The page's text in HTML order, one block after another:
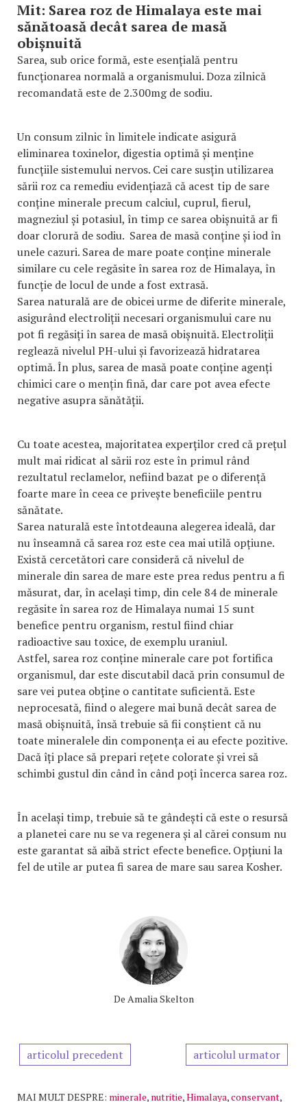
Mit: Sarea roz de Himalaya este mai
sănătoasă decât sarea de masă
obișnuită
Sarea, sub orice formă, este esențială pentru
funcționarea normală a organismului. Doza zilnică
recomandată este de 2.300mg de sodiu.
Un consum zilnic în limitele indicate asigură
eliminarea toxinelor, digestia optimă și menține
funcțiile sistemului nervos. Cei care susțin utilizarea
sării roz ca remediu evidențiază că acest tip de sare
conține minerale precum calciul, cuprul, fierul,
magneziul și potasiul, în timp ce sarea obișnuită ar fi
doar clorură de sodiu. Sarea de masă conține și iod în
unele cazuri. Sarea de mare poate conține minerale
similare cu cele regăsite în sarea roz de Himalaya, în
funcție de locul de unde a fost extrasă.
Sarea naturală are de obicei urme de diferite minerale,
asigurând electroliții necesari organismului care nu
pot fi regăsiți în sarea de masă obișnuită. Electroliții
reglează nivelul PH-ului și favorizează hidratarea
optimă. În plus, sarea de masă poate conține agenți
chimici care o mențin fină, dar care pot avea efecte
negative asupra sănătății.
Cu toate acestea, majoritatea experților cred că prețul
mult mai ridicat al sării roz este în primul rând
rezultatul reclamelor, nefiind bazat pe o diferență
foarte mare în ceea ce privește beneficiile pentru
sănătate.
Sarea naturală este întotdeauna alegerea ideală, dar
nu înseamnă că sarea roz este cea mai utilă opțiune.
Există cercetători care consideră că nivelul de
minerale din sarea de mare este prea redus pentru a fi
măsurat, dar, în același timp, din cele 84 de minerale
regăsite în sarea roz de Himalaya numai 15 sunt
benefice pentru organism, restul fiind chiar
radioactive sau toxice, de exemplu uraniul.
Astfel, sarea roz conține minerale care pot fortifica
organismul, dar este discutabil dacă prin consumul de
sare vei putea obține o cantitate suficientă. Este
neprocesată, fiind o alegere mai bună decât sarea de
masă obișnuită, însă trebuie să fii conștient că nu
toate mineralele din componența ei au efecte pozitive.
Dacă îți place să prepari rețete colorate și vrei să
schimbi gustul din când în când poți încerca sarea roz.
În același timp, trebuie să te gândești că este o resursă
a planetei care nu se va regenera și al cărei consum nu
este garantat să aibă strict efecte benefice. Opțiuni la
fel de utile ar putea fi sarea de mare sau sarea Kosher.
De Amalia Skelton
articolul precedent articolul urmator
MAI MULT DESPRE: minerale, nutritie,Himalaya,conservant,